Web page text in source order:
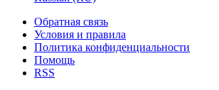
Обратная связь
Условия и правила
Политика конфиденциальности
Помощь
RSS